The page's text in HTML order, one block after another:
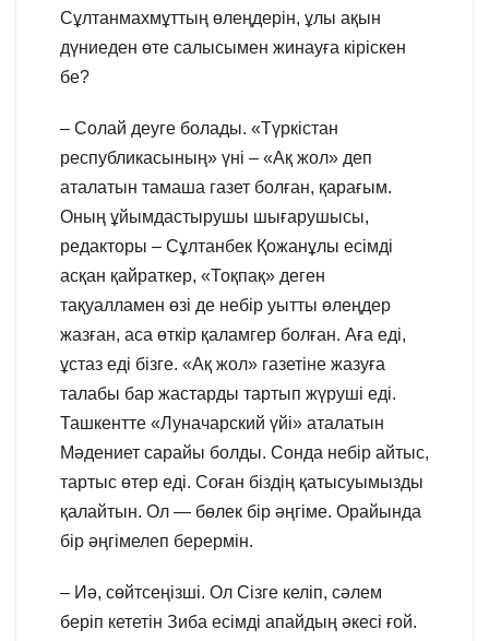
Сұлтанмахмұттың өлеңдерін, ұлы ақын
дүниеден өте салысымен жинауға кіріскен
бе?
– Солай деуге болады. «Түркістан
республикасының» үні – «Ақ жол» деп
аталатын тамаша газет болған, қарағым.
Оның ұйымдастырушы шығарушысы,
редакторы – Сұлтанбек Қожанұлы есімді
асқан қайраткер, «Тоқпақ» деген
тақуалламен өзі де небір уытты өлеңдер
жазған, аса өткір қаламгер болған. Аға еді,
ұстаз еді бізге. «Ақ жол» газетіне жазуға
талабы бар жастарды тартып жүруші еді.
Ташкентте «Луначарский үйі» аталатын
Мәдениет сарайы болды. Сонда небір айтыс,
тартыс өтер еді. Соған біздің қатысуымызды
қалайтын. Ол — бөлек бір әңгіме. Орайында
бір әңгімелеп берермін.
– Иә, сөйтсеңізші. Ол Сізге келіп, сәлем
беріп кететін Зиба есімді апайдың әкесі ғой.